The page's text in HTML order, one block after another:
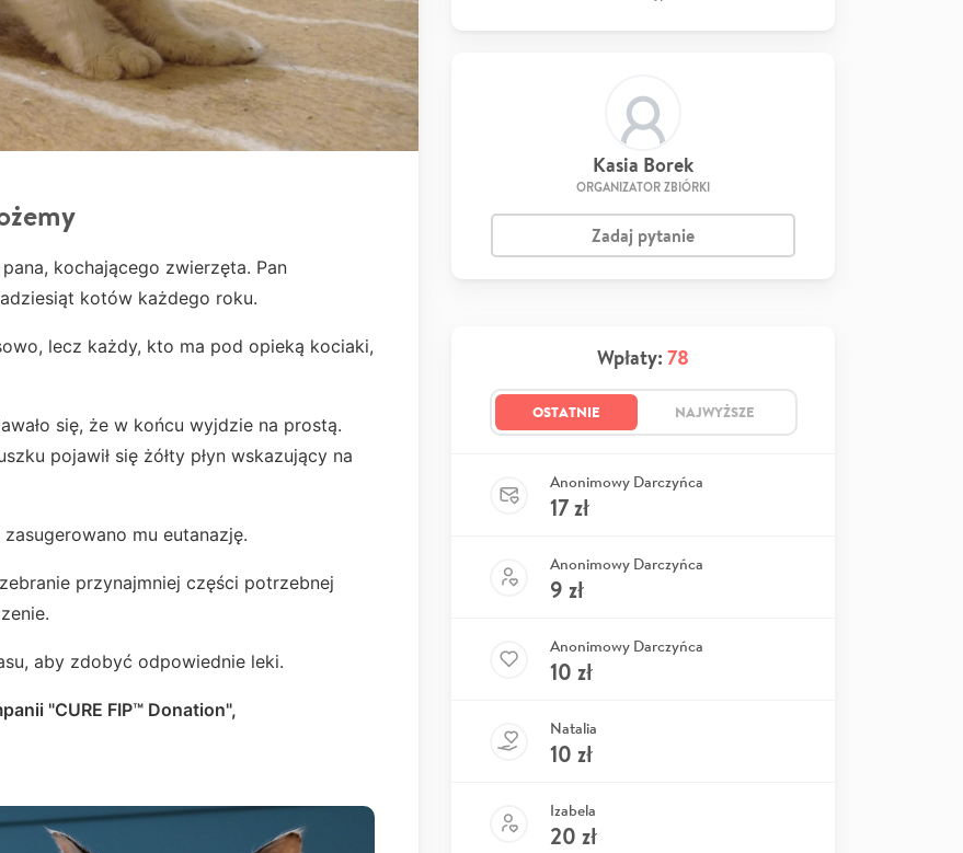
kochającego zwierzęta. Pan
kotów każdego roku.
lecz każdy, kto ma pod opieką kociaki,
się, że w końcu wyjdzie na prostą.
pojawił się żółty płyn wskazujący na
mu eutanazję.
przynajmniej części potrzebnej
aby zdobyć odpowiednie leki.
"CURE FIP™ Donation",
Kasia Borek
ORGANIZATOR ZBIÓRKI
Zadaj pytanie
Wpłaty: 78
OSTATNIE NAJWYŻSZE
Anonimowy Darczyńca
17zł
Anonimowy Darczyńca
9 zł
Anonimowy Darczyńca
10 zł
Natalia
10 zł
Izabela
20 zł